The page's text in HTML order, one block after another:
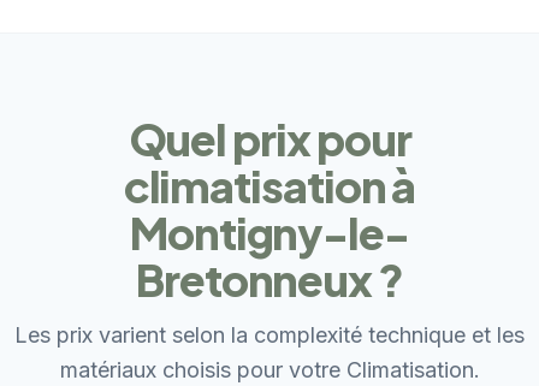
Quel prix pour
climatisation à
Montigny-le-
Bretonneux ?
Les prix varient selon la complexité technique et les
matériaux choisis pour votre Climatisation.